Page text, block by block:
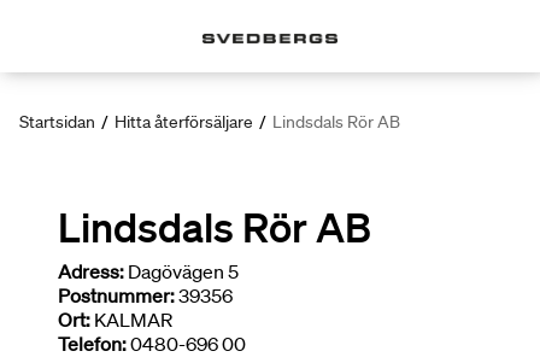
Startsidan / Hitta återförsäljare / Lindsdals Rör AB
Lindsdals Rör AB
Adress: Dagövägen 5
Postnummer:39356
Ort: KALMAR
Telefon:0480-696 00